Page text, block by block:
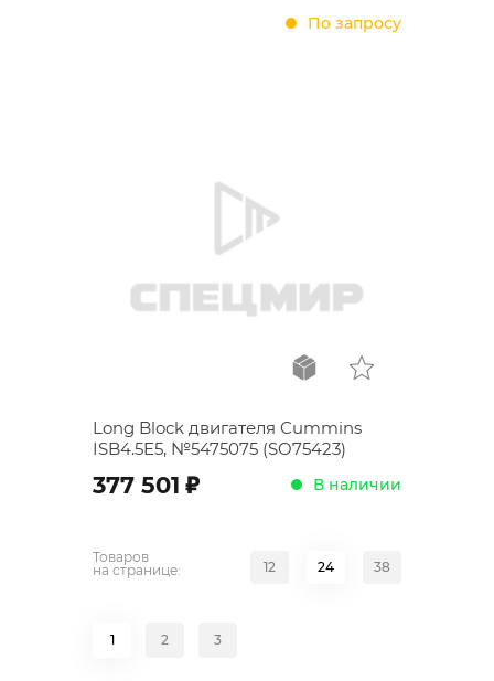
По запросу
Long Block двигателя Cummins
ISB4.5E5, №5475075 (SO75423)
377 501 ; В наличии
Товаров
на странице:
12 24 38
1 2 3